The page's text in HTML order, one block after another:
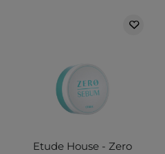
Etude House - Zero